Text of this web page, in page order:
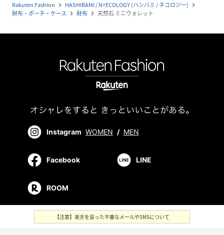
Rakuten Fashion navigate_next HASHIBAMI / N+ECOLOGY (ハシバミ / ネコロジー) navigate_next
財布・ポーチ・ケース navigate_next 財布 navigate_next 天然石 ミニウォレット
Instagram WOMEN / MEN
Facebook LINE
ROOM
【注意】楽天を装った不審なメールやSMSについて